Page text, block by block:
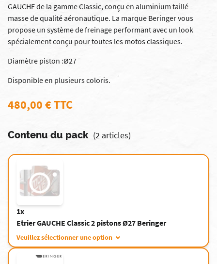
GAUCHE de la gamme Classic, conçu en aluminium taillé
masse de qualité aéronautique. La marque Beringer vous
propose un système de freinage performant avec un look
spécialement conçu pour toutes les motos classiques.
Diamètre piston :Ø27
Disponible en plusieurs coloris.
480,00 € TTC
Contenu du pack (2 articles)
1x
Etrier GAUCHE Classic 2 pistons Ø27 Beringer
Veuillez sélectionner une option